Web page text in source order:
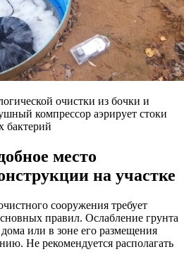
очистки из бочки и
компрессор аэрирует стоки
бактерий
место
на участке
сооружения требует
правил. Ослабление грунта
или в зоне его размещения
Не рекомендуется располагать